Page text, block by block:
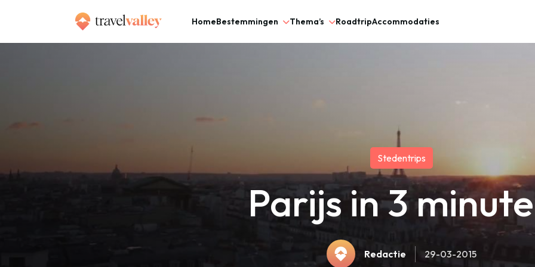
HomeBestemmingen Thema’s RoadtripAccommodaties
Stedentrips
Parijs in 3
Redactie 29-03-2015